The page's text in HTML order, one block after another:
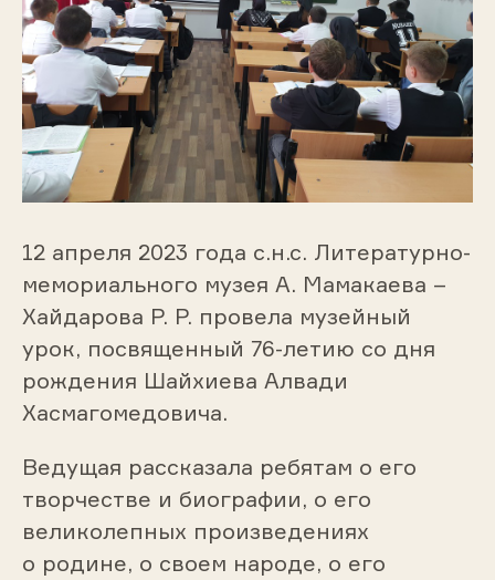
12 апреля 2023 года с.н.с. Литературно-
мемориального музея А. Мамакаева –
Хайдарова Р. Р. провела музейный
урок, посвященный 76-летию со дня
рождения Шайхиева Алвади
Хасмагомедовича.
Ведущая рассказала ребятам о его
творчестве и биографии, о его
великолепных произведениях
о родине, о своем народе, о его